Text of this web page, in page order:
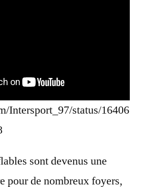
Intersport_97/status/16406
sont devenus une
pour de nombreux foyers,